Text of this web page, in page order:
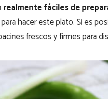
realmente fáciles de
hacer este plato. Si es
frescos y firmes para